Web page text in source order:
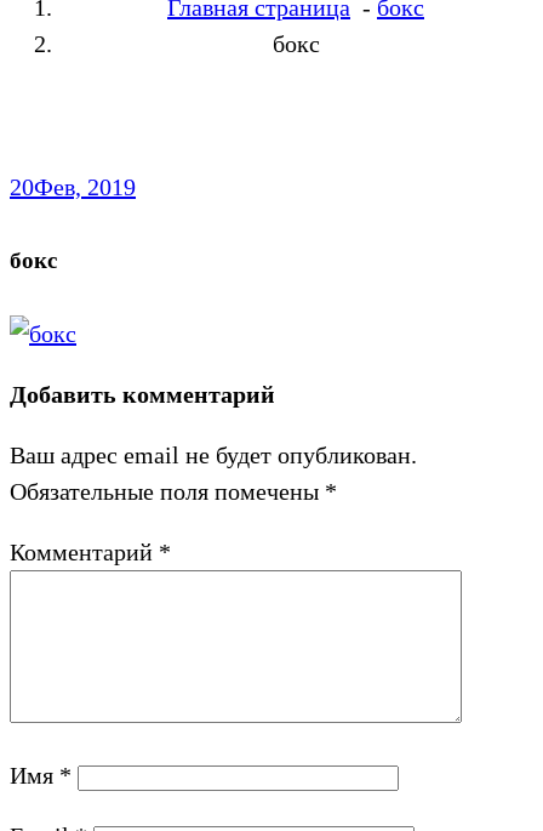
Главная страница - бокс
бокс
20Фев, 2019
бокс
Добавить комментарий
Ваш адрес email не будет опубликован.
Обязательные поля помечены *
Комментарий *
Имя *